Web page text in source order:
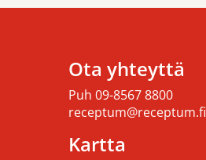
Ota yhteyttä
Puh 09-8567 8800
receptum@receptum.fi
Kartta